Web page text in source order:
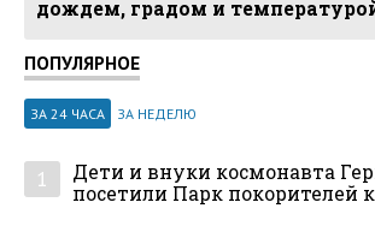
дождем, градом и
ПОПУЛЯРНОЕ
ЗА 24 ЧАСА ЗА НЕДЕЛЮ
1
Дети и внуки космонавта
посетили Парк покорителей